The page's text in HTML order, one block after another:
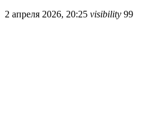
2 апреля 2026, 20:25 visibility 99